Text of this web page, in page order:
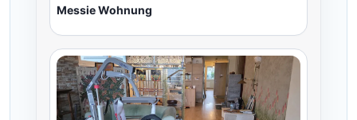
Messie Wohnung